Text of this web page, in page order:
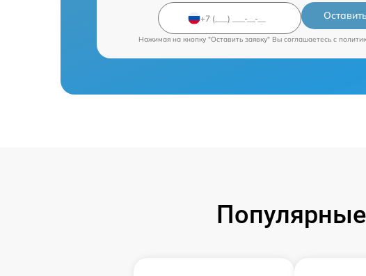
Нажимая на кнопку "Оставить заявку" Вы соглашаетесь c